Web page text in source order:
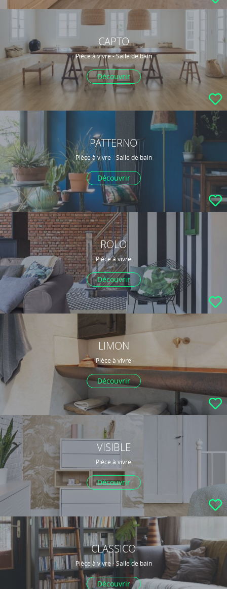
CAPTO
Pièce à vivre - Salle de bain
Découvrir
PATTERNO
Pièce à vivre - Salle de bain
Découvrir
ROLO
Pièce à vivre
Découvrir
LIMON
Pièce à vivre
Découvrir
VISIBLE
Pièce à vivre
Découvrir
CLASSICO
Pièce à vivre - Salle de bain
Découvrir